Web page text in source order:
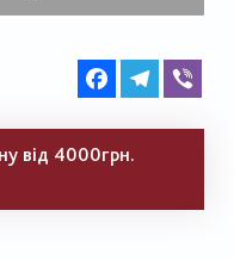
FacebookTelegram
від 4000грн.